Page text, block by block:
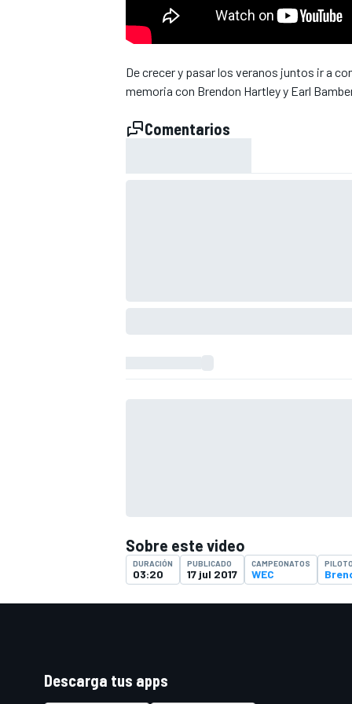
NASCAR CUP
FÓRMULA E
WRC
De crecer y pasar los veranos juntos ir a
memoria con Brendon Hartley y Earl
Comentarios
Sobre este video
DURACIÓN
03:20
PUBLICADO
17 jul 2017
CAMPEONATOS
WEC
Descarga tus apps